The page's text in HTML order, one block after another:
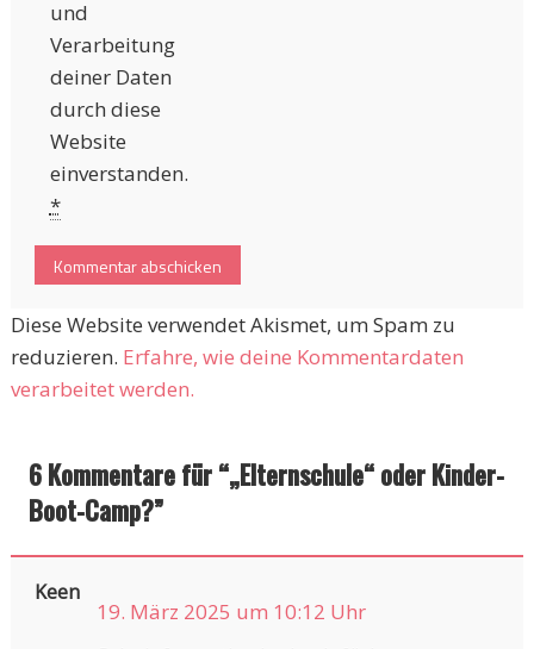
und
Verarbeitung
deiner Daten
durch diese
Website
einverstanden.
*
Diese Website verwendet Akismet, um Spam zu
reduzieren. Erfahre, wie deine Kommentardaten
verarbeitet werden.
6 Kommentare für “„Elternschule“ oder Kinder-
Boot-Camp?”
Keen
19. März 2025 um 10:12 Uhr